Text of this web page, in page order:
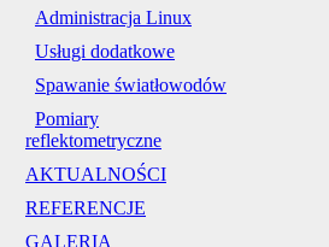
Administracja Linux
Usługi dodatkowe
Spawanie światłowodów
Pomiary
reflektometryczne
AKTUALNOŚCI
REFERENCJE
GALERIA